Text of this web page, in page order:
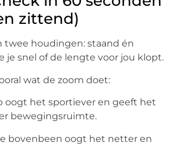
zittend)
twee houdingen: staand én
je snel of de lengte voor jou klopt.
wat de zoom doet:
oogt het sportiever en geeft het
bewegingsruimte.
bovenbeen oogt het netter en